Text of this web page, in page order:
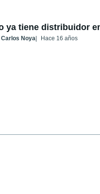
ya tiene distribuidor
Carlos Noya Hace 16 años